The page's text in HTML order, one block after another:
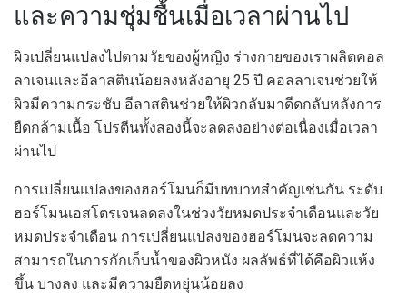
และความชุ่มชื้นเมื่อเวลาผ่านไป
ผิวเปลี่ยนแปลงไปตามวัยของผู้หญิง ร่างกายของเราผลิตคอล
ลาเจนและอีลาสตินน้อยลงหลังอายุ 25 ปี คอลลาเจนช่วยให้
ผิวมีความกระชับ อีลาสตินช่วยให้ผิวกลับมาดีดกลับหลังการ
ยืดกล้ามเนื้อ โปรตีนทั้งสองนี้จะลดลงอย่างต่อเนื่องเมื่อเวลา
ผ่านไป
การเปลี่ยนแปลงของฮอร์โมนก็มีบทบาทสำคัญเช่นกัน ระดับ
ฮอร์โมนเอสโตรเจนลดลงในช่วงวัยหมดประจำเดือนและวัย
หมดประจำเดือน การเปลี่ยนแปลงของฮอร์โมนจะลดความ
สามารถในการกักเก็บน้ำของผิวหนัง ผลลัพธ์ที่ได้คือผิวแห้ง
ขึ้น บางลง และมีความยืดหยุ่นน้อยลง